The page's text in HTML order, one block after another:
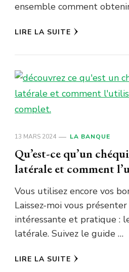
ensemble comment
LIRE LA SUITE
13 MARS 2024 LA BANQUE
Qu’est-ce qu’un
latérale et comment
Vous utilisez encore vos
Laissez-moi vous
intéressante et pratique :
latérale. Suivez le guide …
LIRE LA SUITE